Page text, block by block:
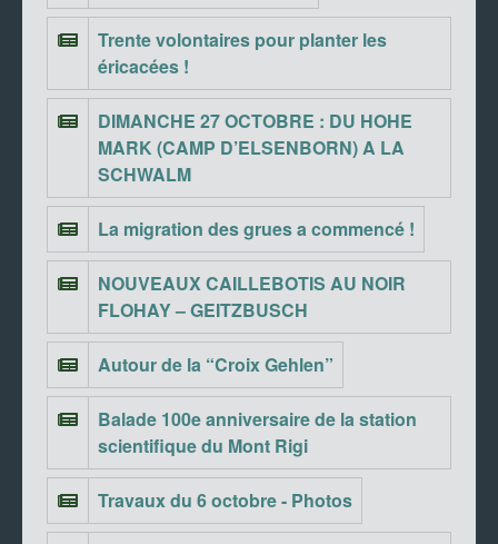
Trente volontaires pour planter les
éricacées !
DIMANCHE 27 OCTOBRE : DU HOHE
MARK (CAMP D’ELSENBORN) A LA
SCHWALM
La migration des grues a commencé !
NOUVEAUX CAILLEBOTIS AU NOIR
FLOHAY – GEITZBUSCH
Autour de la “Croix Gehlen”
Balade 100e anniversaire de la station
scientifique du Mont Rigi
Travaux du 6 octobre - Photos